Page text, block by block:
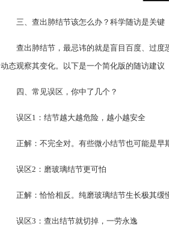
三、查出肺结节该怎么办？科学随访是关键
查出肺结节，最忌讳的就是盲目百度、过度
动态观察其变化。以下是一个简化版的随访建议
四、常见误区，你中了几个？
误区1：结节越大越危险，越小越安全
正解：不完全对。有些微小结节也可能是早
误区2：磨玻璃结节更可怕
正解：恰恰相反。纯磨玻璃结节生长极其缓
误区3：查出结节就切掉，一劳永逸